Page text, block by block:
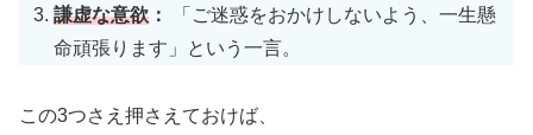
謙虚な意欲 ：
「ご迷惑をおかけしないよう、一生懸
命頑張ります」という一言。
この3つさえ押さえておけば、